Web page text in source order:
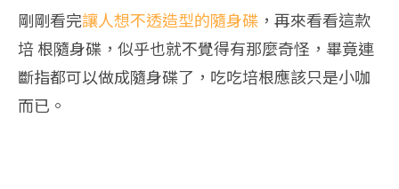
剛剛看完讓人想不透造型的隨身碟 ，再來看看這款
培 根隨身碟，似乎也就不覺得有那麼奇怪，畢竟連
斷指都可以做成隨身碟了，吃吃培根應該只是小咖
而已。